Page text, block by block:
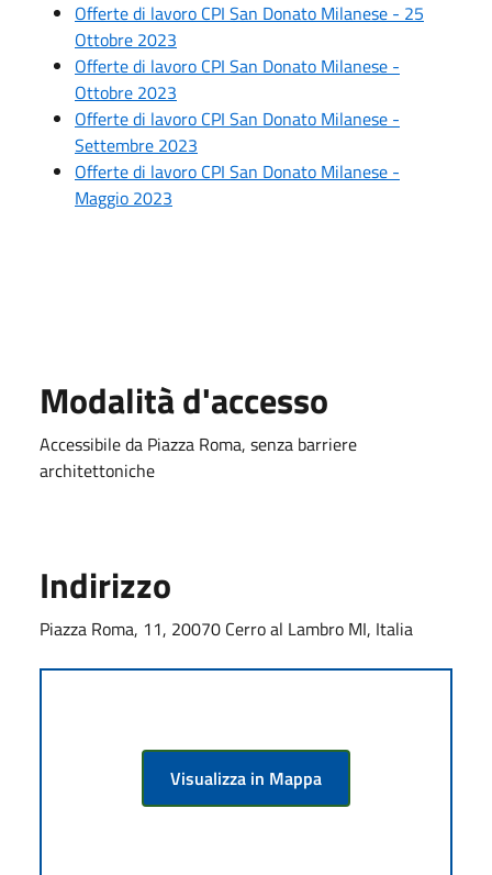
Offerte di lavoro CPI San Donato Milanese - 25
Ottobre 2023
Offerte di lavoro CPI San Donato Milanese -
Ottobre 2023
Offerte di lavoro CPI San Donato Milanese -
Settembre 2023
Offerte di lavoro CPI San Donato Milanese -
Maggio 2023
Modalità d'accesso
Accessibile da Piazza Roma, senza barriere
architettoniche
Indirizzo
Piazza Roma, 11, 20070 Cerro al Lambro MI, Italia
Visualizza in Mappa